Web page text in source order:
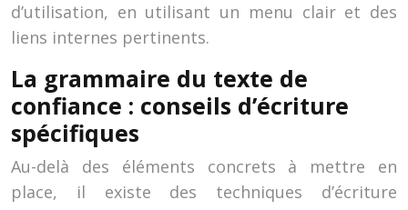
d’utilisation, en utilisant un menu clair et des
liens internes pertinents.
La grammaire du texte de
confiance : conseils d’écriture
spécifiques
Au-delà des éléments concrets à mettre en
place, il existe des techniques d’écriture